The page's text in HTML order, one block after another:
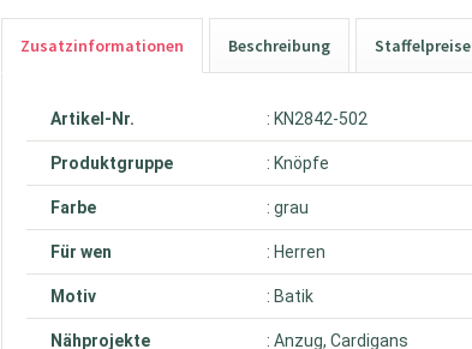
Zusatzinformationen Beschreibung Staffelpreise
Artikel-Nr. : KN2842-502
Produktgruppe : Knöpfe
Farbe : grau
Für wen : Herren
Motiv : Batik
Nähprojekte : Anzug, Cardigans